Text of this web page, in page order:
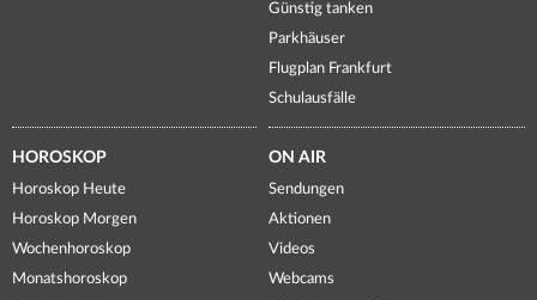
Günstig tanken
Parkhäuser
Flugplan Frankfurt
Schulausfälle
HOROSKOP
Horoskop Heute
Horoskop Morgen
Wochenhoroskop
Monatshoroskop
ON AIR
Sendungen
Aktionen
Videos
Webcams